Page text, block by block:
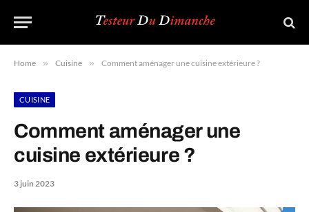
Home » Cuisine » Comment aménager une cuisine extérieure ?
CUISINE
Comment aménager une
cuisine extérieure ?
3 juin 2023